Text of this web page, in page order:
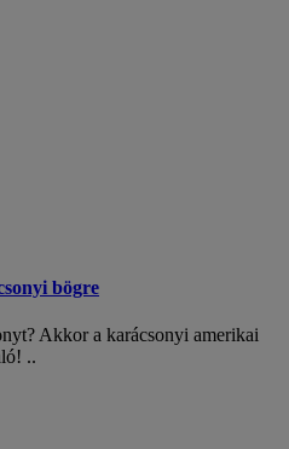
bögre
Akkor a karácsonyi amerikai
..